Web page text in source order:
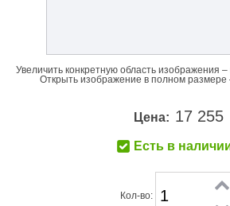
Увеличить конкретную область изображения –
Открыть изображение в полном размере
Цена: 17 255
Есть в
Кол-во: